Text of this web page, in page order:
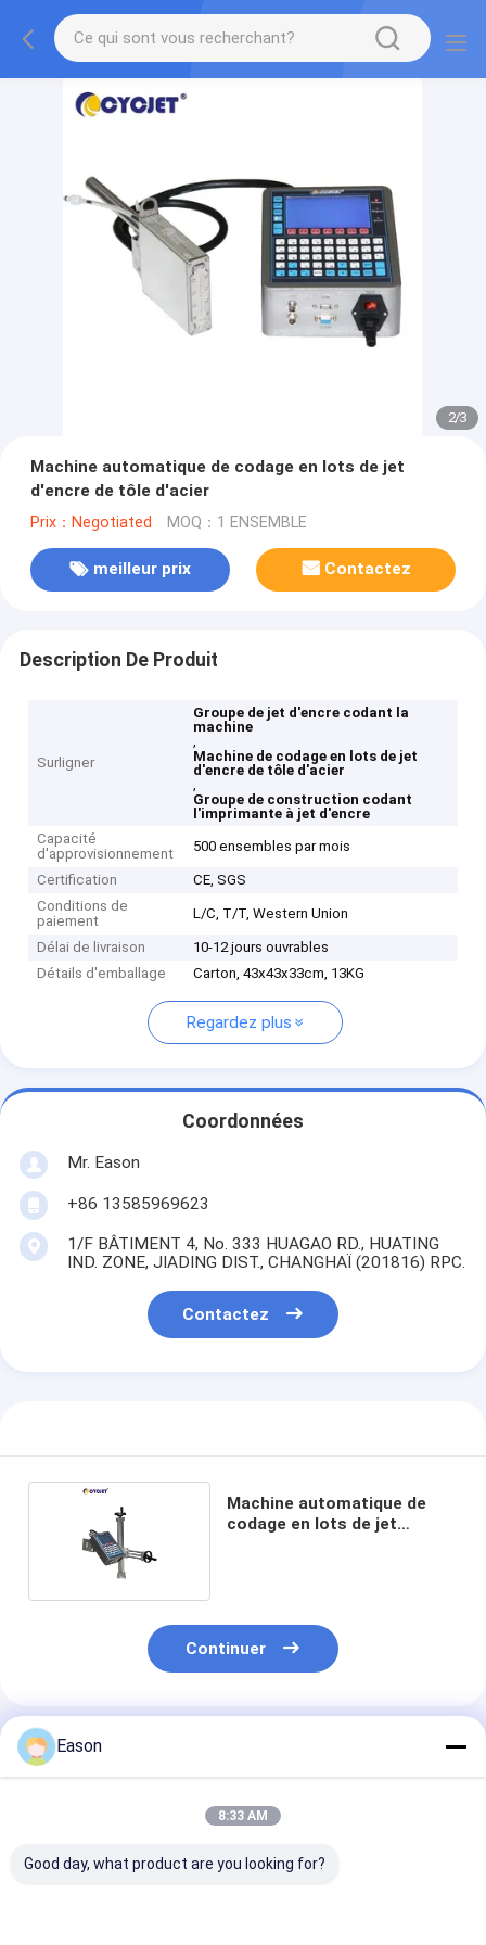
2/3
Machine automatique de codage en lots de jet
d'encre de tôle d'acier
Prix：Negotiated MOQ：1 ENSEMBLE
meilleur prix Contactez
Description De Produit
Surligner
Groupe de jet d'encre codant la
machine
,
Machine de codage en lots de jet
d'encre de tôle d'acier
,
Groupe de construction codant
l'imprimante à jet d'encre
Capacité
d'approvisionnement
500 ensembles par mois
Certification
CE, SGS
Conditions de
paiement
L/C, T/T, Western Union
Délai de livraison
10-12 jours ouvrables
Détails d'emballage
Carton, 43x43x33cm, 13KG
Regardez plus
Coordonnées
Mr. Eason
+86 13585969623
1/F BÂTIMENT 4, No. 333 HUAGAO RD., HUATING
IND. ZONE, JIADING DIST., CHANGHAÏ (201816) RPC.
Contactez
Machine automatique de
codage en lots de jet
Continuer
Produits Recommandés
Eason
8:33 AM
Good day, what product are you looking for?